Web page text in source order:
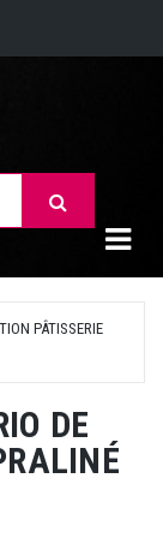
PÂTISSERIE
DE